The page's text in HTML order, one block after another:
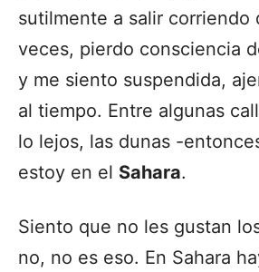
sutilmente a salir corriendo
veces, pierdo consciencia
y me siento suspendida,
al tiempo. Entre algunas
lo lejos, las dunas -
estoy en el Sahara.
Siento que no les gustan
no, no es eso. En Sahara